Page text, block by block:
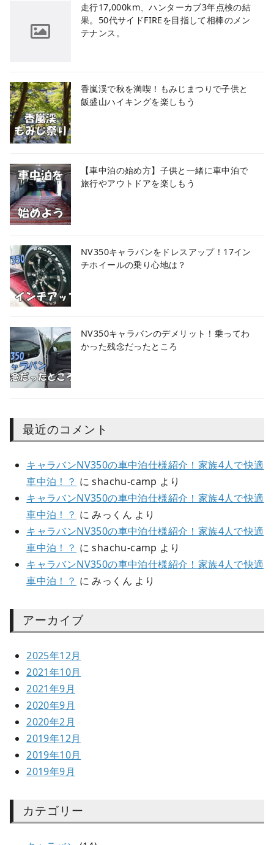
​走行17,000km、ハンターカブ3年点検の結
果。50代サイドFIREを目指して相棒のメン
テナンス。
香嵐渓で秋を満喫！もみじまつりで子供と
飯盛山ハイキングを楽しもう
【車中泊の始め方】子供と一緒に車中泊で
旅行やアウトドアを楽しもう
NV350キャラバンをドレスアップ！17イン
チホイールの乗り心地は？
NV350キャラバンのデメリット！乗ってわ
かった残念だったところ
最近のコメント
キャラバンNV350の車中泊仕様紹介！家族4人で快適
車中泊！？ にshachu-camp より
キャラバンNV350の車中泊仕様紹介！家族4人で快適
車中泊！？ にみっくん より
キャラバンNV350の車中泊仕様紹介！家族4人で快適
車中泊！？ にshachu-camp より
キャラバンNV350の車中泊仕様紹介！家族4人で快適
車中泊！？ にみっくん より
アーカイブ
2025年12月
2021年10月
2021年9月
2020年9月
2020年2月
2019年12月
2019年10月
2019年9月
カテゴリー